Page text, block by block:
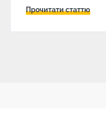
Прочитати статтю